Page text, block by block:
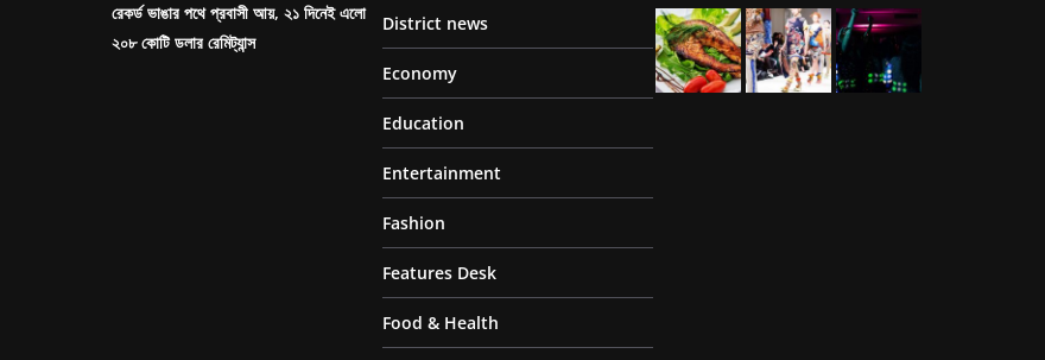
রেকর্ড ভাঙার পথে প্রবাসী আয়, ২১ দিনেই এলো
২০৮ কোটি ডলার রেমিট্যান্স
District news
Economy
Education
Entertainment
Fashion
Features Desk
Food & Health